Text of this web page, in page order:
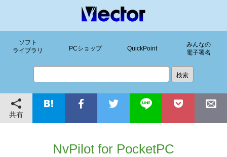
ソフト
ライブラリ
PCショップ QuickPoint
みんなの
電子署名
共有
NvPilot for PocketPC